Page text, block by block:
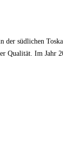
der südlichen
Qualität. Im Jahr